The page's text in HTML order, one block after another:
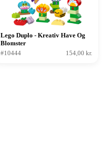
Lego Duplo - Kreativ Have Og
Blomster
#10444
154,00 kr.